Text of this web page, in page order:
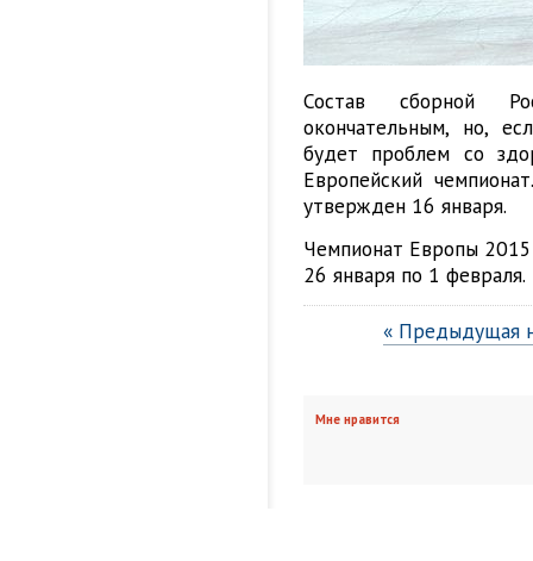
Состав сборной
окончательным, но,
будет проблем со
Европейский
утвержден 16 января.
Чемпионат Европы
26 января по 1 февраля.
« Предыдущая
Мне нравится